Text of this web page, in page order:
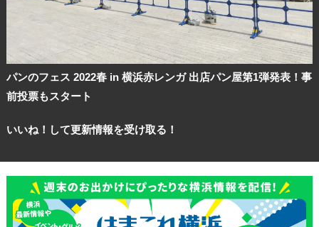
パンのフェス 2022春 in 横浜赤レンガ 出店パン屋第1弾発表！事
前投票もスタート
いいね！して更新情報を受け取る！